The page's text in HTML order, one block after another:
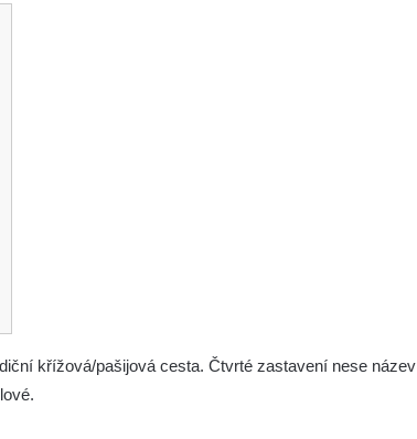
křížová/pašijová cesta. Čtvrté zastavení nese název